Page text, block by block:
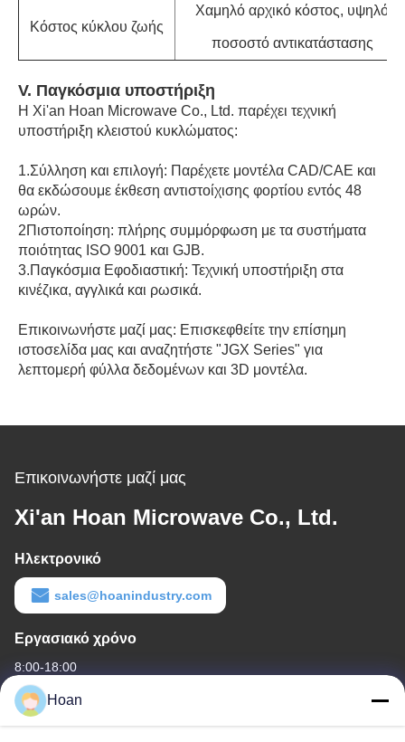
Κόστος κύκλου ζωής
Χαμηλό αρχικό κόστος, υψηλό
ποσοστό αντικατάστασης
V. Παγκόσμια υποστήριξη
Η Xi'an Hoan Microwave Co., Ltd. παρέχει τεχνική
υποστήριξη κλειστού κυκλώματος:
1.Σύλληση και επιλογή: Παρέχετε μοντέλα CAD/CAE και
θα εκδώσουμε έκθεση αντιστοίχισης φορτίου εντός 48
ωρών.
2Πιστοποίηση: πλήρης συμμόρφωση με τα συστήματα
ποιότητας ISO 9001 και GJB.
3.Παγκόσμια Εφοδιαστική: Τεχνική υποστήριξη στα
κινέζικα, αγγλικά και ρωσικά.
Επικοινωνήστε μαζί μας: Επισκεφθείτε την επίσημη
ιστοσελίδα μας και αναζητήστε "JGX Series" για
λεπτομερή φύλλα δεδομένων και 3D μοντέλα.
Επικοινωνήστε μαζί μας
Xi'an Hoan Microwave Co., Ltd.
Ηλεκτρονικό
sales@hoanindustry.com
Εργασιακό χρόνο
8:00-18:00
Η διεύθυνσή μας
Hoan